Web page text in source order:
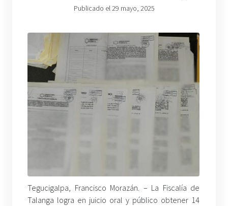
Publicado el 29 mayo, 2025
Tegucigalpa, Francisco Morazán. – La Fiscalía de
Talanga logra en juicio oral y público obtener 14